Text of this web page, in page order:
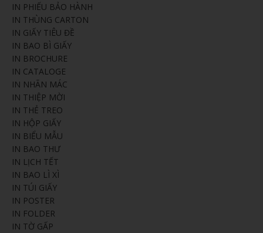
IN PHIẾU BẢO HÀNH
IN THÙNG CARTON
IN GIẤY TIÊU ĐỀ
IN BAO BÌ GIẤY
IN BROCHURE
IN CATALOGE
IN NHÃN MÁC
IN THIỆP MỜI
IN THẺ TREO
IN HỘP GIẤY
IN BIỂU MẪU
IN BAO THƯ
IN LỊCH TẾT
IN BAO LÌ XÌ
IN TÚI GIẤY
IN POSTER
IN FOLDER
IN TỜ GẤP